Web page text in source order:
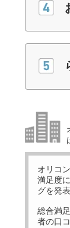
オリコ
満足度
グを発
総合満
者の口